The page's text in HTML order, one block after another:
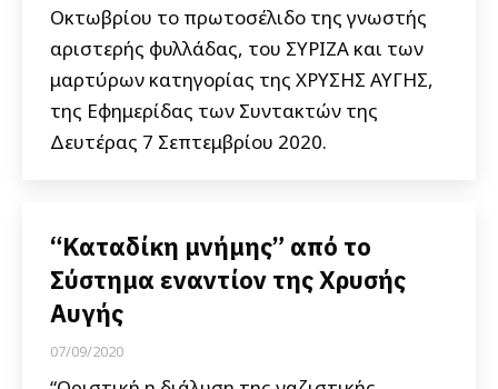
Οκτωβρίου το πρωτοσέλιδο της γνωστής
αριστερής φυλλάδας, του ΣΥΡΙΖΑ και των
μαρτύρων κατηγορίας της ΧΡΥΣΗΣ ΑΥΓΗΣ,
της Εφημερίδας των Συντακτών της
Δευτέρας 7 Σεπτεμβρίου 2020.
“Καταδίκη μνήμης” από το
Σύστημα εναντίον της Χρυσής
Αυγής
07/09/2020